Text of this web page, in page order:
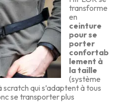
transforme
en
ceinture
pour se
porter
confortab
lement à
la taille
(système
qui s’adaptent à tous
se transporter plus